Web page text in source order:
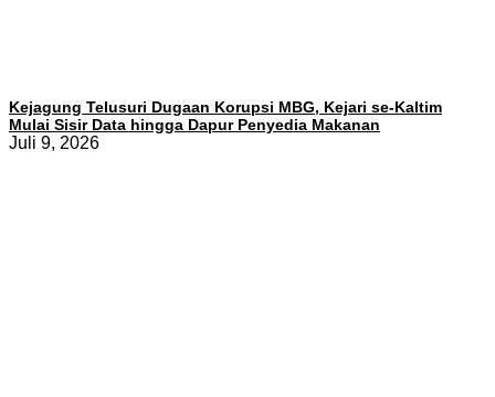
Kejagung Telusuri Dugaan Korupsi MBG, Kejari se-Kaltim
Mulai Sisir Data hingga Dapur Penyedia Makanan
Juli 9, 2026